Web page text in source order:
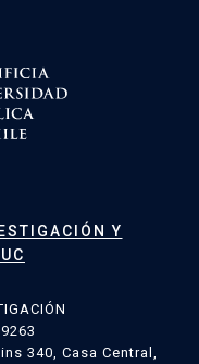
Y
340, Casa Central,